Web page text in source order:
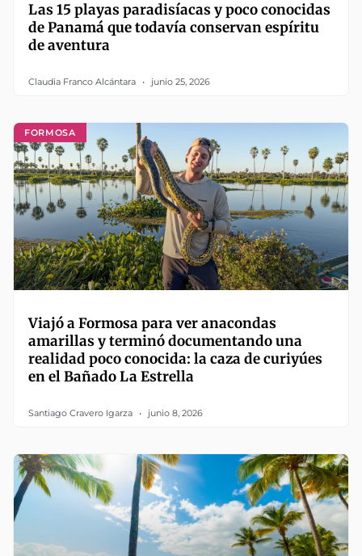
Las 15 playas paradisíacas y poco conocidas
de Panamá que todavía conservan espíritu
de aventura
Claudia Franco Alcántara junio 25, 2026
FORMOSA
Viajó a Formosa para ver anacondas
amarillas y terminó documentando una
realidad poco conocida: la caza de curiyúes
en el Bañado La Estrella
Santiago Cravero Igarza junio 8, 2026